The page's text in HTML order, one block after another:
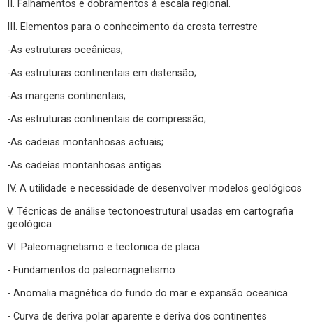
II. Falhamentos e dobramentos à escala regional.
III. Elementos para o conhecimento da crosta terrestre
-As estruturas oceânicas;
-As estruturas continentais em distensão;
-As margens continentais;
-As estruturas continentais de compressão;
-As cadeias montanhosas actuais;
-As cadeias montanhosas antigas
IV. A utilidade e necessidade de desenvolver modelos geológicos
V. Técnicas de análise tectonoestrutural usadas em cartografia
geológica
VI. Paleomagnetismo e tectonica de placa
- Fundamentos do paleomagnetismo
- Anomalia magnética do fundo do mar e expansão oceanica
- Curva de deriva polar aparente e deriva dos continentes